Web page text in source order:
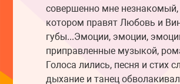
совершенно мне
котором правят Любовь и
губы...Эмоции, эмоции,
приправленные музыкой,
Голоса лились, песня и стих
дыхание и танец